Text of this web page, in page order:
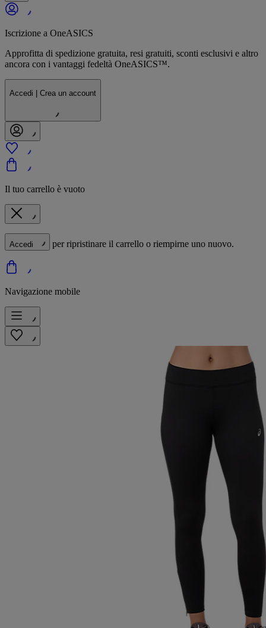
Iscrizione a OneASICS
Approfitta di spedizione gratuita, resi gratuiti, sconti esclusivi e altro
ancora con i vantaggi fedeltà OneASICS™.
Accedi | Crea un account
Il tuo carrello è vuoto
Accedi per ripristinare il carrello o riempirne uno nuovo.
Navigazione mobile